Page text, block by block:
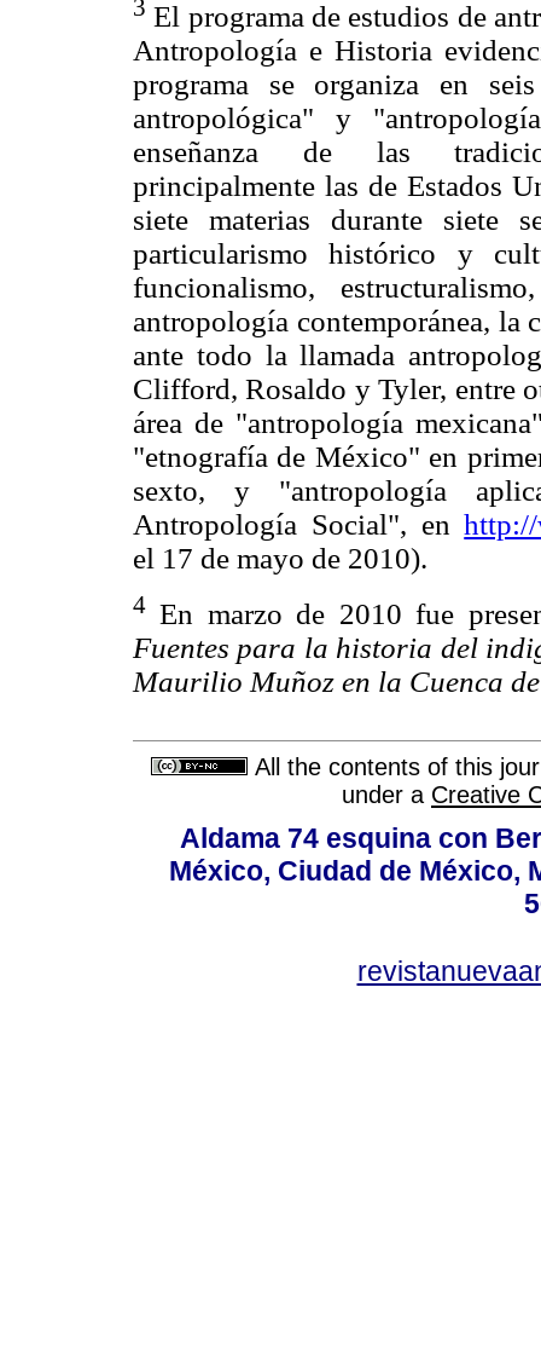
3 El programa de estudios de
Antropología e Historia
programa se organiza en
antropológica" y
enseñanza de las
principalmente las de Estados
siete materias durante siete
particularismo histórico y
funcionalismo,
antropología contemporánea, la
ante todo la llamada
Clifford, Rosaldo y Tyler, entre
área de "antropología
"etnografía de México" en
sexto, y "antropología
Antropología Social", en
el 17 de mayo de 2010).
4 En marzo de 2010 fue
Fuentes para la historia del
Maurilio Muñoz en la Cuenca
All the contents of this
under a Creative
Aldama 74 esquina con
México, Ciudad de México,